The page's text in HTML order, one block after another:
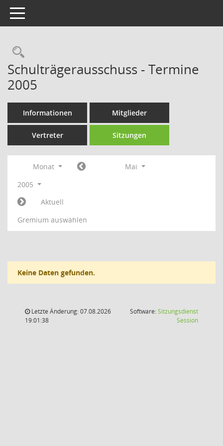
Toggle navigation
Rechercheauswahl
Schulträgerausschuss - Termine
2005
Informationen Mitglieder
Vertreter Sitzungen
Monat
Mai
2005
Aktuell
Gremium auswählen
Keine Daten gefunden.
Letzte Änderung: 07.08.2026
19:01:38
Software:Sitzungsdienst
Session(Wird in